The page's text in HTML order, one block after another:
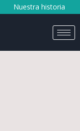
Nuestra historia